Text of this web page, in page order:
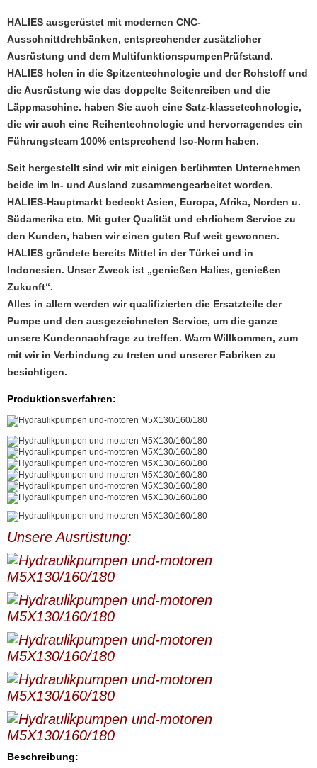
HALIES ausgerüstet mit modernen CNC-
Ausschnittdrehbänken, entsprechender zusätzlicher
Ausrüstung und dem MultifunktionspumpenPrüfstand.
HALIES holen in die Spitzentechnologie und der Rohstoff und
die Ausrüstung wie das doppelte Seitenreiben und die
Läppmaschine. haben Sie auch eine Satz-klassetechnologie,
die wir auch eine Reihentechnologie und hervorragendes ein
Führungsteam 100% entsprechend Iso-Norm haben.
Seit hergestellt sind wir mit einigen berühmten Unternehmen
beide im In- und Ausland zusammengearbeitet worden.
HALIES-Hauptmarkt bedeckt Asien, Europa, Afrika, Norden u.
Südamerika etc. Mit guter Qualität und ehrlichem Service zu
den Kunden, haben wir einen guten Ruf weit gewonnen.
HALIES gründete bereits Mittel in der Türkei und in
Indonesien. Unser Zweck ist „genießen Halies, genießen
Zukunft“.
Alles in allem werden wir qualifizierten die Ersatzteile der
Pumpe und den ausgezeichneten Service, um die ganze
unsere Kundennachfrage zu treffen. Warm Willkommen, zum
mit wir in Verbindung zu treten und unserer Fabriken zu
besichtigen.
Produktionsverfahren:
Unsere Ausrüstung:
Beschreibung: